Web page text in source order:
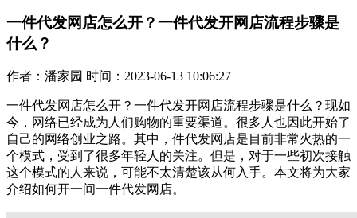
一件代发网店怎么开？一件代发开网店流程步骤是
什么？
作者：潘家园 时间：2023-06-13 10:06:27
一件代发网店怎么开？一件代发开网店流程步骤是什么？现如
今，网络已经成为人们购物的重要渠道。很多人也因此开始了
自己的网络创业之路。其中，件代发网店是目前非常火热的一
个模式，受到了很多年轻人的关注。但是，对于一些初次接触
这个模式的人来说，可能不太清楚该从何入手。本文将为大家
介绍如何开一间一件代发网店。